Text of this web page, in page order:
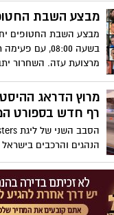
מתן אנגרסט, עמרי מירן
וגיא גלבוע דלאל–
להשתחרר והגיעו לשטח
צה"ל. 13 חטופים
הבאה, מחאן יונס
מבצע השבת
מבצע השבת החטופים
בשעה 08:00, עם
מרצועת עזה. השחרור
פעימה נוספת ממוקד
נקבעו שלוש נקודות
המרכז והעיר עזה.
השבה היום טרם ידוע;
חטופים – תמיר נמרודי
מוגדרים כבעלי חשש כבד
מרוץ הדראג
רף חדש בספורט
הנהגים והרכבים
ה-8 שניות. כל
והניצחונות.